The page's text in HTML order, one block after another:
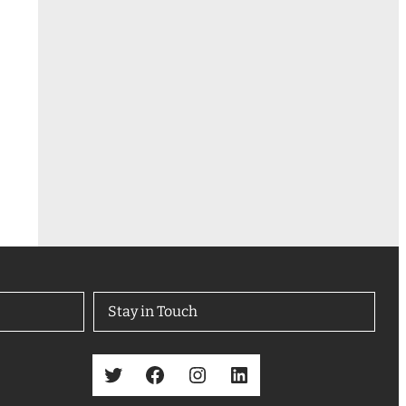
Stay in Touch
Twitter Facebook Instagram LinkedIn